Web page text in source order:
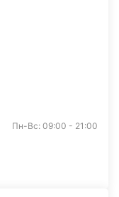
Пн-Вс: 09:00 - 21:00